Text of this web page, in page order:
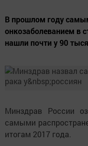
В прошлом году
онкозаболеванием в
нашли почти у 90
Минздрав России
самыми
итогам 2017 года.